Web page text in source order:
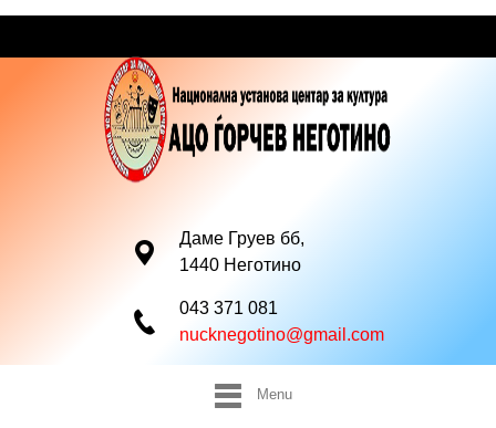
Даме Груев бб,
1440 Неготино
043 371 081
nucknegotino@gmail.com
Menu